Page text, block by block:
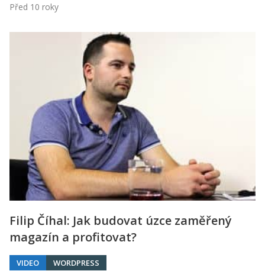
Před 10 roky
Filip Číhal: Jak budovat úzce zaměřený
magazín a profitovat?
VIDEO WORDPRESS